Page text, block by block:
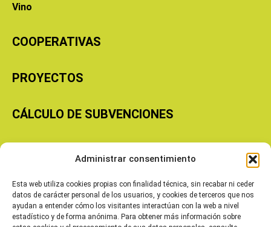
Administrar consentimiento
Esta web utiliza cookies propias con finalidad técnica, sin recabar ni ceder
datos de carácter personal de los usuarios, y cookies de terceros que nos
ayudan a entender cómo los visitantes interactúan con la web a nivel
estadístico y de forma anónima. Para obtener más información sobre
Vino
COOPERATIVAS
PROYECTOS
CÁLCULO DE SUBVENCIONES